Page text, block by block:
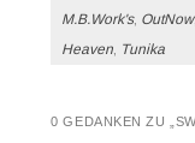
M.B.Work's, OutNow,
Heaven, Tunika
0 GEDANKEN ZU „